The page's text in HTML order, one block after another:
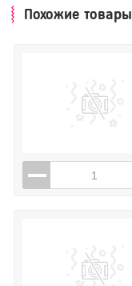
Похожие товары